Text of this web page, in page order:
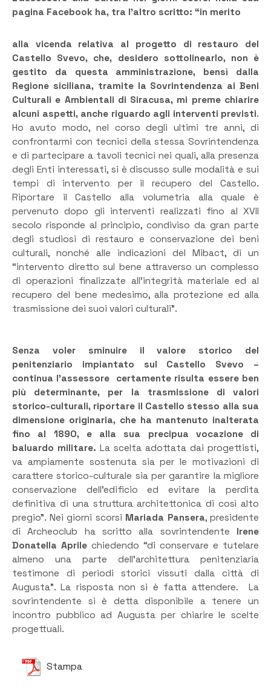
pagina Facebook ha, tra l’altro scritto: “in merito
alla vicenda relativa al progetto di restauro del
Castello Svevo, che, desidero sottolinearlo, non è
gestito da questa amministrazione, bensì dalla
Regione siciliana, tramite la Sovrintendenza ai Beni
Culturali e Ambientali di Siracusa, mi preme chiarire
alcuni aspetti, anche riguardo agli interventi previsti.
Ho avuto modo, nel corso degli ultimi tre anni, di
confrontarmi con tecnici della stessa Sovrintendenza
e di partecipare a tavoli tecnici nei quali, alla presenza
degli Enti interessati, si è discusso sulle modalità e sui
tempi di intervento per il recupero del Castello.
Riportare il Castello alla volumetria alla quale è
pervenuto dopo gli interventi realizzati fino al XVII
secolo risponde al principio, condiviso da gran parte
degli studiosi di restauro e conservazione dei beni
culturali, nonché alle indicazioni del Mibact, di un
“intervento diretto sul bene attraverso un complesso
di operazioni finalizzate all’integrità materiale ed al
recupero del bene medesimo, alla protezione ed alla
trasmissione dei suoi valori culturali”.
Senza voler sminuire il valore storico del
penitenziario impiantato sul Castello Svevo –
continua l’assessore certamente risulta essere ben
più determinante, per la trasmissione di valori
storico-culturali, riportare il Castello stesso alla sua
dimensione originaria, che ha mantenuto inalterata
fino al 1890, e alla sua precipua vocazione di
baluardo militare. La scelta adottata dai progettisti,
va ampiamente sostenuta sia per le motivazioni di
carattere storico-culturale sia per garantire la migliore
conservazione dell’edificio ed evitare la perdita
definitiva di una struttura architettonica di così alto
pregio”. Nei giorni scorsi Mariada Pansera, presidente
di Archeoclub ha scritto alla sovrintendente Irene
Donatella Aprile chiedendo “di conservare e tutelare
almeno una parte dell’architettura penitenziaria
testimone di periodi storici vissuti dalla città di
Augusta”. La risposta non si è fatta attendere. La
sovrintendente si è detta disponibile a tenere un
incontro pubblico ad Augusta per chiarire le scelte
progettuali.
Stampa